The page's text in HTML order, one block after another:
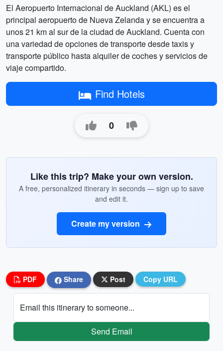
El Aeropuerto Internacional de Auckland (AKL) es el
principal aeropuerto de Nueva Zelanda y se encuentra a
unos 21 km al sur de la ciudad de Auckland. Cuenta con
una variedad de opciones de transporte desde taxis y
transporte público hasta alquiler de coches y servicios de
viaje compartido.
Find Hotels
0
Like this trip? Make your own version.
A free, personalized itinerary in seconds — sign up to save
and edit it.
Create my version
PDF Share Post Copy URL
Email this itinerary to someone...
Send Email